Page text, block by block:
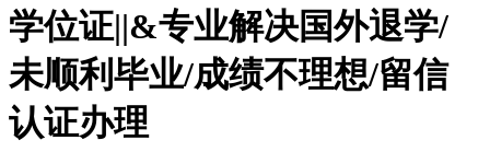
学位证||&专业解决国外退学/
未顺利毕业/成绩不理想/留信
认证办理